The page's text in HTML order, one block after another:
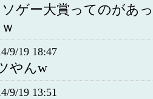
ゲー大賞ってのがあ
9/19 18:47
やんw
9/19 13:51